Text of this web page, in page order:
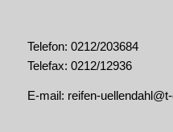
Telefon: 0212/203684
Telefax: 0212/12936
E-mail: reifen-